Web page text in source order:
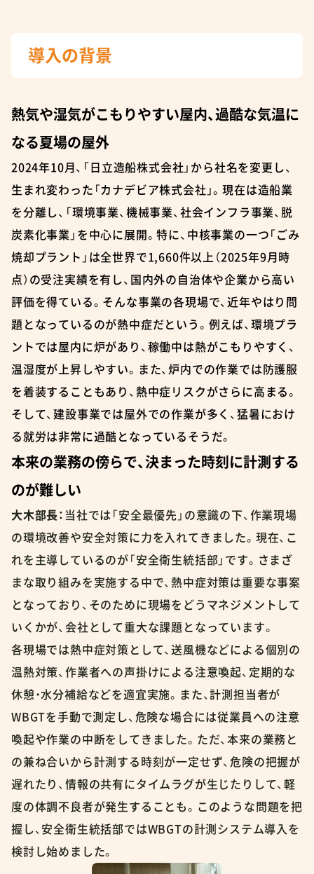
導入の背景
熱気や湿気がこもりやすい屋内、過酷な気温に
なる夏場の屋外
2024年10月、「日立造船株式会社」から社名を変更し、
生まれ変わった「カナデビア株式会社」。現在は造船業
を分離し、「環境事業、機械事業、社会インフラ事業、脱
炭素化事業」を中心に展開。特に、中核事業の一つ「ごみ
焼却プラント」は全世界で1,660件以上（2025年9月時
点）の受注実績を有し、国内外の自治体や企業から高い
評価を得ている。そんな事業の各現場で、近年やはり問
題となっているのが熱中症だという。例えば、環境プラ
ントでは屋内に炉があり、稼働中は熱がこもりやすく、
温湿度が上昇しやすい。また、炉内での作業では防護服
を着装することもあり、熱中症リスクがさらに高まる。
そして、建設事業では屋外での作業が多く、猛暑におけ
る就労は非常に過酷となっているそうだ。
本来の業務の傍らで、決まった時刻に計測する
のが難しい
大木部長： 当社では「安全最優先」の意識の下、作業現場
の環境改善や安全対策に力を入れてきました。現在、こ
れを主導しているのが「安全衛生統括部」です。さまざ
まな取り組みを実施する中で、熱中症対策は重要な事案
となっており、そのために現場をどうマネジメントして
いくかが、会社として重大な課題となっています。
各現場では熱中症対策として、送風機などによる個別の
温熱対策、作業者への声掛けによる注意喚起、定期的な
休憩・水分補給などを適宜実施。また、計測担当者が
WBGTを手動で測定し、危険な場合には従業員への注意
喚起や作業の中断をしてきました。ただ、本来の業務と
の兼ね合いから計測する時刻が一定せず、危険の把握が
遅れたり、情報の共有にタイムラグが生じたりして、軽
度の体調不良者が発生することも。このような問題を把
握し、安全衛生統括部ではWBGTの計測システム導入を
検討し始めました。